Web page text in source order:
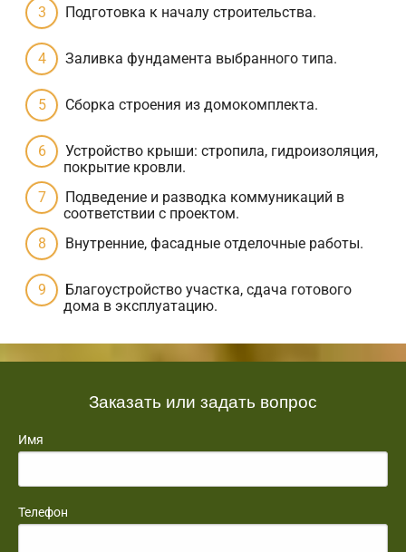
Подготовка к началу строительства.
Заливка фундамента выбранного типа.
Сборка строения из домокомплекта.
Устройство крыши: стропила, гидроизоляция,
покрытие кровли.
Подведение и разводка коммуникаций в
соответствии с проектом.
Внутренние, фасадные отделочные работы.
Благоустройство участка, сдача готового
дома в эксплуатацию.
Заказать или задать вопрос
Имя
Телефон